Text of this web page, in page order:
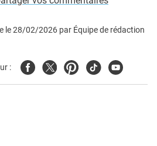
le28/02/2026 par Équipe de rédaction
: FacebookTwitterPinterest
TiktokYoutube